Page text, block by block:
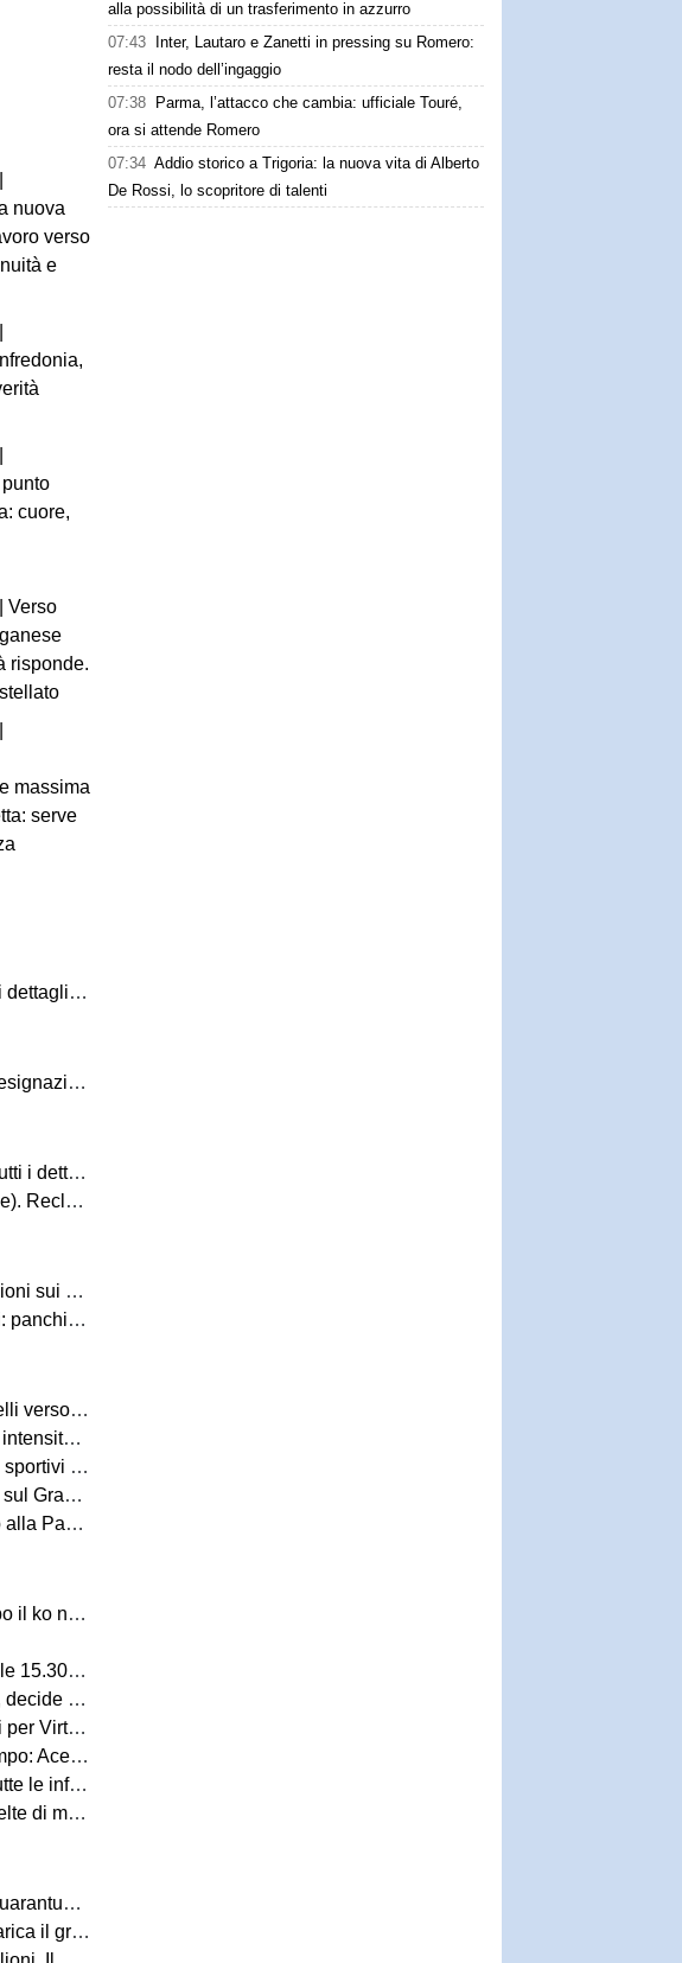
nuova
verso
e
cuore,
Verso
risponde.
massima
serve
l'incontro
tagliandi
l'Acerrana
a Pistoia
successione
il Gravina
e continuità”
ko
il Martina
e Barletta
Labriola
per il Martina
avanti
info utili
Novelli
Paganese
di maturità»
alla possibilità di un trasferimento in azzurro
07:43
Inter, Lautaro e Zanetti in pressing su Romero:
resta il nodo dell’ingaggio
07:38
Parma, l’attacco che cambia: ufficiale Touré,
ora si attende Romero
07:34 Addio storico a Trigoria: la nuova vita di Alberto
De Rossi, lo scopritore di talenti